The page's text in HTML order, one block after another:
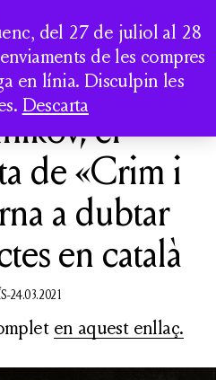
DELS
SOMel
de «Crim i
a dubtar
en català
24.03.2021
en aquest enllaç.
del 27 de juliol al 28
de les compres
en línia. Disculpin les
Descarta